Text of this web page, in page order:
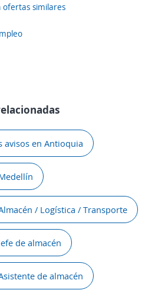
ofertas similares
avisos en Antioquia
/ Logística / Transporte
de almacén
de almacén